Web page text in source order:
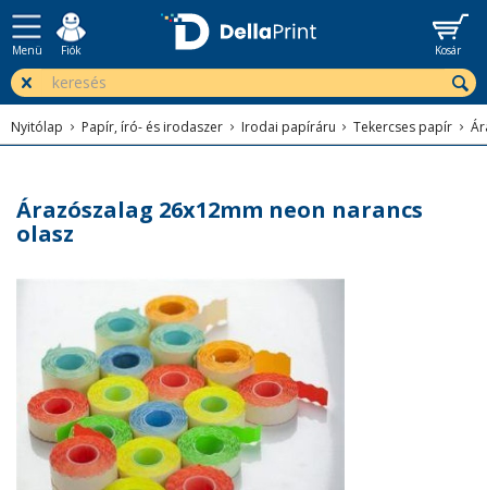
Menü Fiók Kosár
Nyitólap Papír, író- és irodaszer Irodai papíráru Tekercses papír
Árazószalag 26x12mm neon narancs
olasz